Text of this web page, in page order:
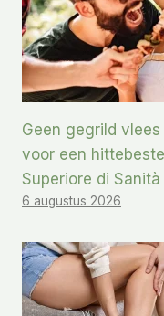
Geen gegrild
voor een
Superiore di Sanità
6 augustus 2026